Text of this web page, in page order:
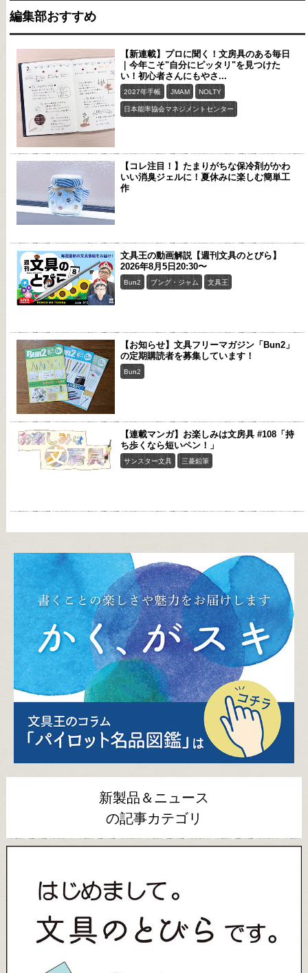
編集部おすすめ
【新連載】プロに聞く！文房具のある毎日
｜今年こそ"自分にピッタリ"を見つけた
い！初心者さんにもやさ...
2027年手帳 JMAM NOLTY
日本能率協会マネジメントセンター
【コレ注目！】たまりがちな保冷剤がかわ
いい消臭ジェルに！夏休みに楽しむ簡単工
作
文具王の動画解説【週刊文具のとびら】
2026年8月5日20:30〜
Bun2 ブング・ジャム 文具王
【お知らせ】文具フリーマガジン「Bun2」
の定期購読者を募集しています！
Bun2
【連載マンガ】お楽しみは文房具 #108「持
ち歩くなら短いペン！」
サンスター文具 三菱鉛筆
新製品＆ニュース
の記事カテゴリ